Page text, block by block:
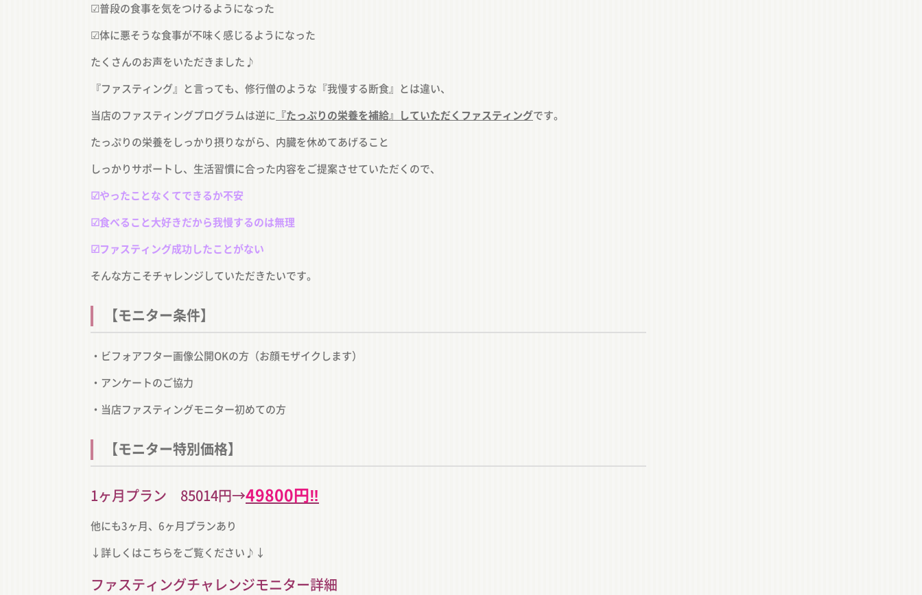
☑︎普段の食事を気をつけるようになった
☑︎体に悪そうな食事が不味く感じるようになった
たくさんのお声をいただきました♪
『ファスティング』と言っても、修行僧のような『我慢する断食』とは違い、
当店のファスティングプログラムは逆に 『たっぷりの栄養を補給』していただくファスティングです。
たっぷりの栄養をしっかり摂りながら、内臓を休めてあげること
しっかりサポートし、生活習慣に合った内容をご提案させていただくので、
☑︎やったことなくてできるか不安
☑︎食べること大好きだから我慢するのは無理
☑︎ファスティング成功したことがない
そんな方こそチャレンジしていただきたいです。
【モニター条件】
・ビフォアフター画像公開OKの方（お顔モザイクします）
・アンケートのご協力
・当店ファスティングモニター初めての方
【モニター特別価格】
1ヶ月プラン 85014円→49800円‼️
他にも3ヶ月、6ヶ月プランあり
↓詳しくはこちらをご覧ください♪↓
ファスティングチャレンジモニター詳細